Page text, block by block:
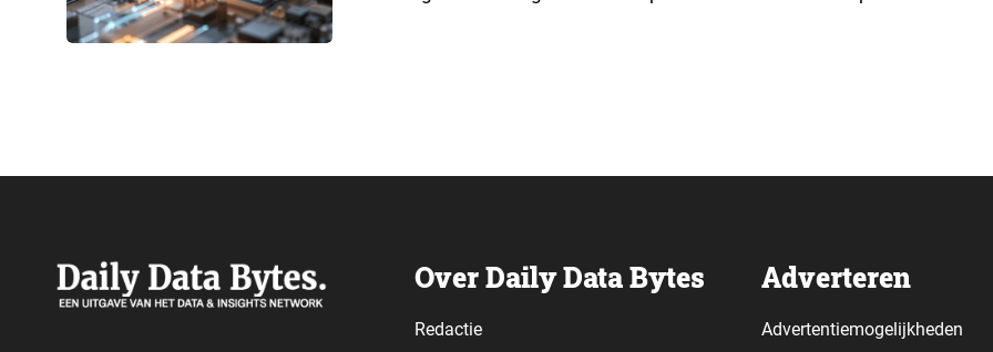
Over Daily Data Bytes
Redactie
Adverteren
Advertentiemogelijkheden